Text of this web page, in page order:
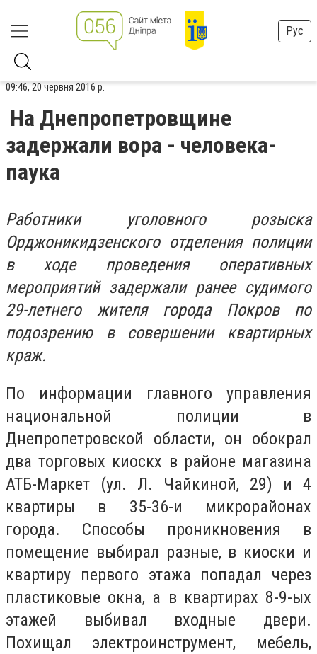
Рус
09:46, 20 червня 2016 р.
На Днепропетровщине
задержали вора - человека-
паука
Работники уголовного розыска
Орджоникидзенского отделения полиции
в ходе проведения оперативных
мероприятий задержали ранее судимого
29-летнего жителя города Покров по
подозрению в совершении квартирных
краж.
По информации главного управления
национальной полиции в
Днепропетровской области, он обокрал
два торговых киоскх в районе магазина
АТБ-Маркет (ул. Л. Чайкиной, 29) и 4
квартиры в 35-36-и микрорайонах
города. Способы проникновения в
помещение выбирал разные, в киоски и
квартиру первого этажа попадал через
пластиковые окна, а в квартирах 8-9-ых
этажей выбивал входные двери.
Похищал электроинструмент, мебель,